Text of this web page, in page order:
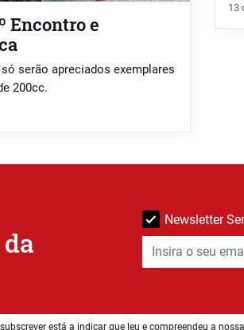
Encontro e
serão apreciados exemplares
200cc.
13
Newsletter
está a indicar que leu e compreendeu a nossa